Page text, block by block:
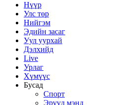
Нүүр
Улс төр
Нийгэм
Эдийн засаг
Уул уурхай
Дэлхийд
Live
Урлаг
Хүмүүс
Бусад
Спорт
Эрүүл мэнд